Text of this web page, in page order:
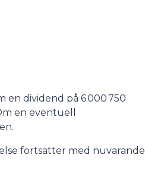
en dividend på 6 000 750
en eventuell
fortsätter med nuvarande